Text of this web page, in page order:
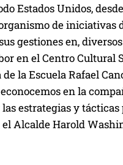
Estados Unidos,
de iniciativas
gestiones en,
en el Centro Cultural
la Escuela Rafael
en la
estrategias y
Alcalde Harold